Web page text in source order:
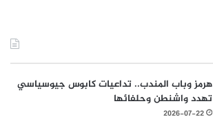
هرمز وباب المندب.. تداعيات كابوس جيوسياسي
تهدد واشنطن وحلفائها
2026-07-22